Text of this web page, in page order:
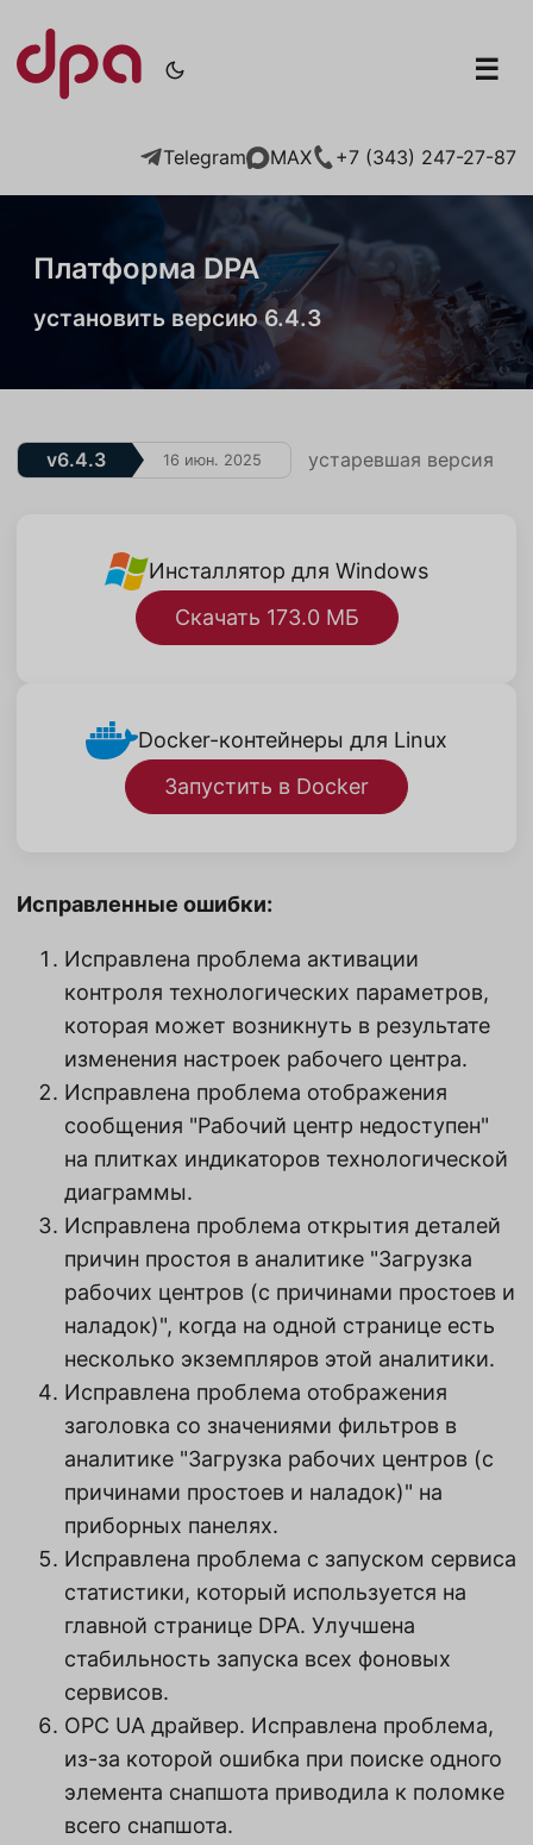
☰
Telegram MAX +7 (343) 247-27-87
Платформа DPA
установить версию 6.4.3
v6.4.3 16 июн. 2025 устаревшая версия
Инсталлятор для Windows
Скачать 173.0 МБ
Docker-контейнеры для Linux
Запустить в Docker
Исправленные ошибки:
Исправлена проблема активации
контроля технологических параметров,
которая может возникнуть в результате
изменения настроек рабочего центра.
Исправлена проблема отображения
сообщения "Рабочий центр недоступен"
на плитках индикаторов технологической
диаграммы.
Исправлена проблема открытия деталей
причин простоя в аналитике "Загрузка
рабочих центров (с причинами простоев и
наладок)", когда на одной странице есть
несколько экземпляров этой аналитики.
Исправлена проблема отображения
заголовка со значениями фильтров в
аналитике "Загрузка рабочих центров (с
причинами простоев и наладок)" на
приборных панелях.
Исправлена проблема с запуском сервиса
статистики, который используется на
главной странице DPA. Улучшена
стабильность запуска всех фоновых
сервисов.
OPC UA драйвер. Исправлена проблема,
из-за которой ошибка при поиске одного
элемента снапшота приводила к поломке
всего снапшота.